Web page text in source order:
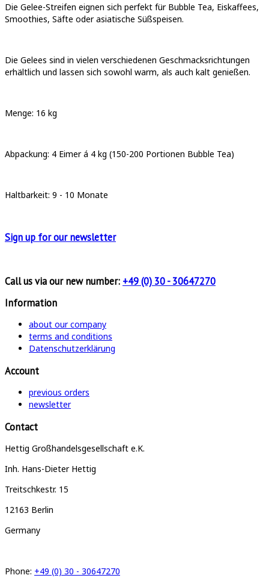
Die Gelee-Streifen eignen sich perfekt für Bubble Tea, Eiskaffees,
Smoothies, Säfte oder asiatische Süßspeisen.
Die Gelees sind in vielen verschiedenen Geschmacksrichtungen
erhältlich und lassen sich sowohl warm, als auch kalt genießen.
Menge: 16 kg
Abpackung: 4 Eimer á 4 kg (150-200 Portionen Bubble Tea)
Haltbarkeit: 9 - 10 Monate
Sign up forour newsletter
Call us via our new number: +49 (0) 30 - 30647270
Information
about our company
terms and conditions
Datenschutzerklärung
Account
previous orders
newsletter
Contact
Hettig Großhandelsgesellschaft e.K.
Inh. Hans-Dieter Hettig
Treitschkestr. 15
12163 Berlin
Germany
Phone: +49 (0) 30 - 30647270